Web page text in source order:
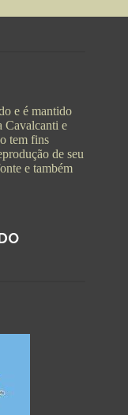
e é mantido
Cavalcanti e
tem fins
de seu
e também